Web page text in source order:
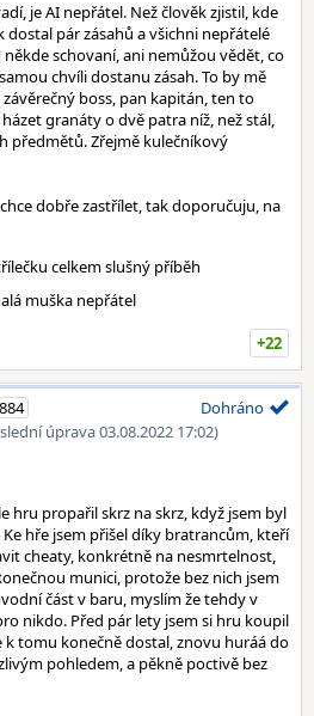
je AI nepřátel. Než člověk zjistil, kde
dostal pár zásahů a všichni nepřátelé
schovaní, ani nemůžou vědět, co
chvíli dostanu zásah. To by mě
boss, pan kapitán, ten to
granáty o dvě patra níž, než stál,
předmětů. Zřejmě kulečníkový
dobře zastřílet, tak doporučuju, na
celkem slušný příběh
muška nepřátel
+22
úprava 03.08.2022 17:02)
Dohráno
hru propařil skrz na skrz, když jsem byl
Ke hře jsem přišel díky bratrancům, kteří
cheaty, konkrétně na nesmrtelnost,
munici, protože bez nich jsem
část v baru, myslím že tehdy v
nikdo. Před pár lety jsem si hru koupil
k tomu konečně dostal, znovu huráá do
pohledem, a pěkně poctivě bez